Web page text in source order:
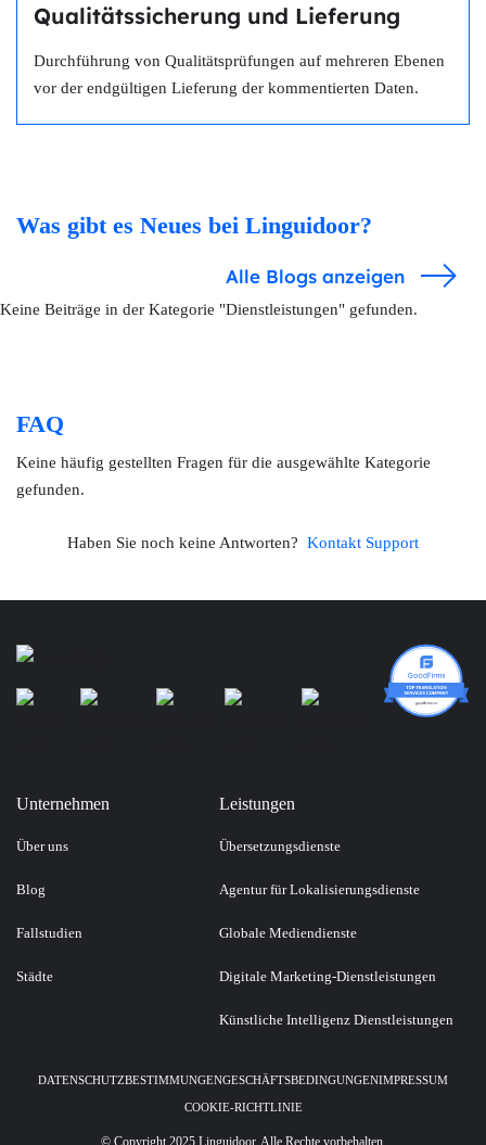
Qualitätssicherung und Lieferung
Durchführung von Qualitätsprüfungen auf mehreren Ebenen
vor der endgültigen Lieferung der kommentierten Daten.
Was gibt es Neues bei Linguidoor?
Alle Blogs anzeigen
Keine Beiträge in der Kategorie "Dienstleistungen" gefunden.
FAQ
Keine häufig gestellten Fragen für die ausgewählte Kategorie
gefunden.
Haben Sie noch keine Antworten? Kontakt Support
Unternehmen
Über uns
Blog
Fallstudien
Städte
Leistungen
Übersetzungsdienste
Agentur für Lokalisierungsdienste
Globale Mediendienste
Digitale Marketing-Dienstleistungen
Künstliche Intelligenz Dienstleistungen
DATENSCHUTZBESTIMMUNGENGESCHÄFTSBEDINGUNGENIMPRESSUM
COOKIE-RICHTLINIE
© Copyright 2025 Linguidoor. Alle Rechte vorbehalten.